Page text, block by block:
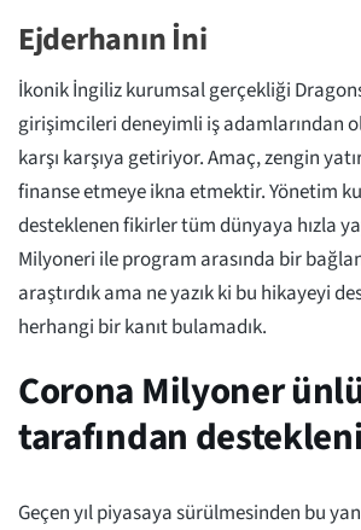
Ejderhanın İni
İkonik İngiliz kurumsal gerçekliği
girişimcileri deneyimli iş adamlarından
karşı karşıya getiriyor. Amaç, zengin
finanse etmeye ikna etmektir. Yönetim
desteklenen fikirler tüm dünyaya hızla
Milyoneri ile program arasında bir
araştırdık ama ne yazık ki bu hikayeyi
herhangi bir kanıt bulamadık.
Corona Milyoner
tarafından
Geçen yıl piyasaya sürülmesinden bu